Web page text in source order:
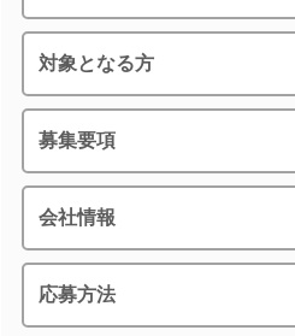
対象となる方
募集要項
会社情報
応募方法